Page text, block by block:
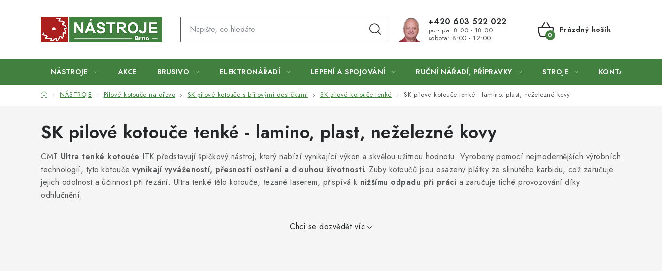
+420 603 522 022
po - pa: 8:00 - 18:00
sobota: 8:00 - 12:00
NÁKUPNÍ
Prázdný košík
NÁSTROJE AKCE BRUSIVO ELEKTRONÁŘADÍ LEPENÍ A SPOJOVÁNÍ RUČNÍ NÁŘADÍ, PŘÍPRAVKY STROJE KONTAKTY
DomůNÁSTROJE Pilové kotouče na dřevo SK pilové kotouče s břitovými destičkami SK pilové kotouče tenké SK pilové kotouče tenké - lamino, plast, neželezné kovy
SK pilové kotouče tenké - lamino, plast, neželezné kovy
CMT Ultra tenké kotouče ITK představují špičkový nástroj, který nabízí vynikající výkon a skvělou užitnou hodnotu. Vyrobeny pomocí nejmodernějších výrobních
technologií, tyto kotouče vynikají vyvážeností, přesností ostření a dlouhou životností. Zuby kotoučů jsou osazeny plátky ze slinutého karbidu, což zaručuje
jejich odolnost a účinnost při řezání. Ultra tenké tělo kotouče, řezané laserem, přispívá k nižšímu odpadu při práci a zaručuje tiché provozování díky
odhlučnění.
Chci se dozvědět víc